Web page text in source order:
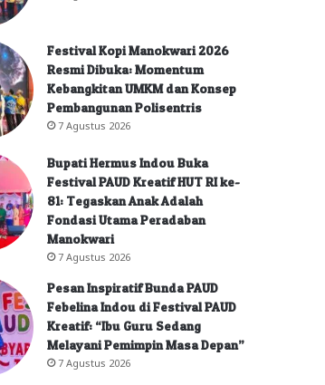
Festival Kopi Manokwari 2026
Resmi Dibuka: Momentum
Kebangkitan UMKM dan Konsep
Pembangunan Polisentris
7 Agustus 2026
Bupati Hermus Indou Buka
Festival PAUD Kreatif HUT RI ke-
81: Tegaskan Anak Adalah
Fondasi Utama Peradaban
Manokwari
7 Agustus 2026
Pesan Inspiratif Bunda PAUD
Febelina Indou di Festival PAUD
Kreatif: “Ibu Guru Sedang
Melayani Pemimpin Masa Depan”
7 Agustus 2026